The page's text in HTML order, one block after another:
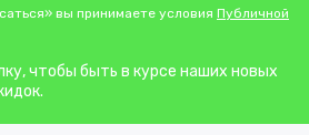
вы принимаете условия Публичной
чтобы быть в курсе наших новых